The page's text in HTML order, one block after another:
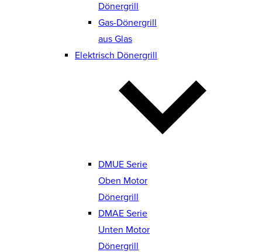
Dönergrill
Gas-Dönergrill
aus Glas
Elektrisch Dönergrill
DMUE Serie
Oben Motor
Dönergrill
DMAE Serie
Unten Motor
Dönergrill